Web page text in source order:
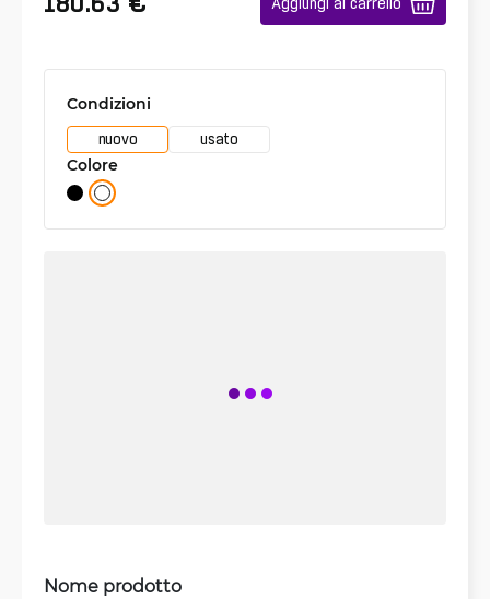
Condizioni
nuovo usato
Colore
Nome prodotto